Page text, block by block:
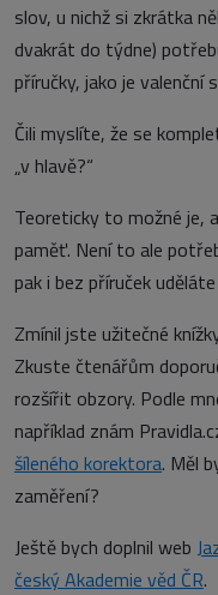
slov, u nichž si zkrátka
dvakrát do týdne)
příručky, jako je valenční
Čili myslíte, že se
„v hlavě?“
Teoreticky to možné je,
paměť. Není to ale
pak i bez příruček
Zmínil jste užitečné
Zkuste čtenářům
rozšířit obzory. Podle
například znám
šíleného korektora. Měl
zaměření?
Ještě bych doplnil web
český Akademie věd ČR.